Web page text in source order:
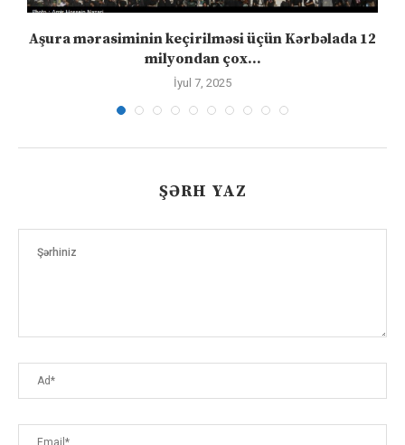
Aşura mərasiminin keçirilməsi üçün Kərbəlada 12
milyondan çox...
İyul 7, 2025
ŞƏRH YAZ